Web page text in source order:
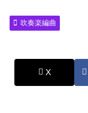
吹奏楽編曲
X